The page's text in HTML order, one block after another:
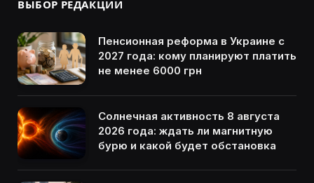
ВЫБОР РЕДАКЦИИ
Пенсионная реформа в Украине с
2027 года: кому планируют платить
не менее 6000 грн
Солнечная активность 8 августа
2026 года: ждать ли магнитную
бурю и какой будет обстановка